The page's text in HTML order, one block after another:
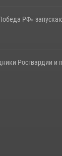
РФ»
Росгвардии и